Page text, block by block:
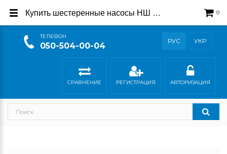
ТEЛЕФОН
050-504-00-04
РУС УКР
0
СРАВНЕНИЕ РЕГИСТРАЦИЯ АВТОРИЗАЦИЯ
Купить шестеренные насосы НШ — Официальный магазин производителя Гидросила